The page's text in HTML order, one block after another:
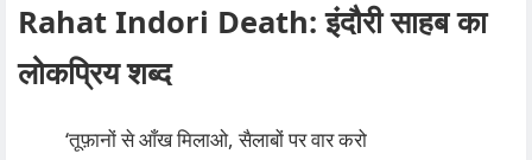
Rahat Indori Death: इंदौरी साहब का
लोकप्रिय शब्द
‘तूफ़ानों से आँख मिलाओ, सैलाबों पर वार करो